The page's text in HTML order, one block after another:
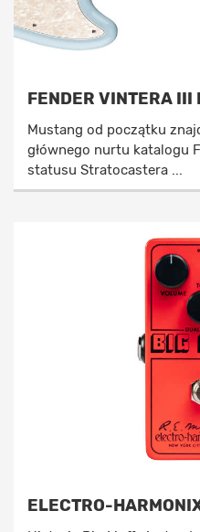
FENDER VINTERA III
Mustang od początku
głównego nurtu katalogu
statusu Stratocastera ...
ELECTRO-